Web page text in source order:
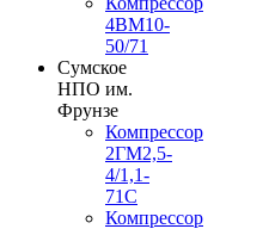
4ВМ10-
50/71
Сумское
НПО им.
Фрунзе
Компрессор
2ГМ2,5-
4/1,1-
71С
Компрессор